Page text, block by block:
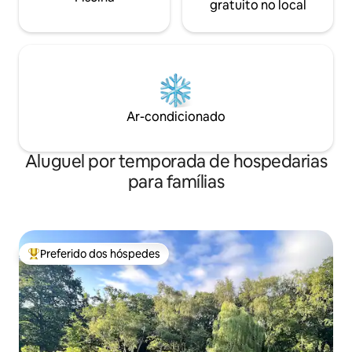
gratuito no local
Ar-condicionado
Aluguel por temporada de hospedarias
para famílias
Entre os melhores preferidos dos hóspedes
Preferido dos hóspedes